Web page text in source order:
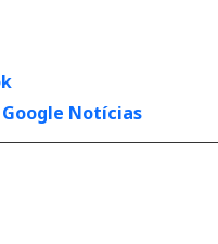
Google Notícias